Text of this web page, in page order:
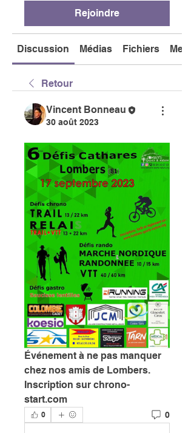
Rejoindre
Discussion Médias Fichiers
Retour
Vincent Bonneau
30 août 2023
Événement à ne pas manquer
chez nos amis de Lombers.
Inscription sur chrono-
start.com
0 0